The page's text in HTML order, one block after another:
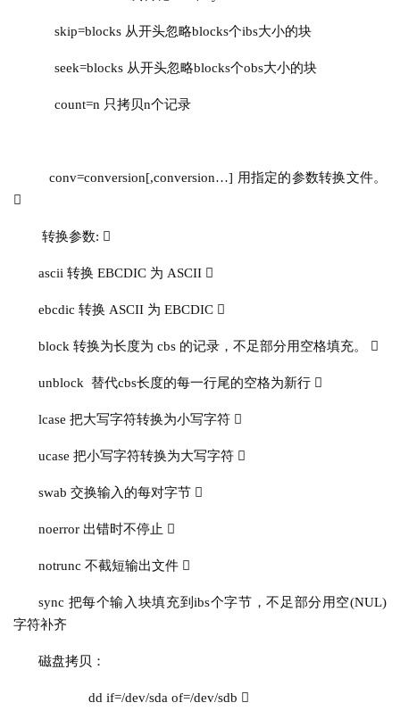
skip=blocks 从开头忽略blocks个ibs大小的块
seek=blocks 从开头忽略blocks个obs大小的块
count=n 只拷贝n个记录
conv=conversion[,conversion…] 用指定的参数转换文件。

转换参数: 
ascii 转换 EBCDIC 为 ASCII 
ebcdic 转换 ASCII 为 EBCDIC 
block 转换为长度为 cbs 的记录，不足部分用空格填充。 
unblock  替代cbs长度的每一行尾的空格为新行 
lcase 把大写字符转换为小写字符 
ucase 把小写字符转换为大写字符 
swab 交换输入的每对字节 
noerror 出错时不停止 
notrunc 不截短输出文件 
sync 把每个输入块填充到ibs个字节，不足部分用空(NUL)
字符补齐
磁盘拷贝：
dd if=/dev/sda of=/dev/sdb 